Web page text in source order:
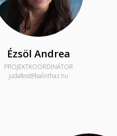
Ézsöl Andrea
PROJEKTKOORDINÁTOR
judafest@balinthaz.hu